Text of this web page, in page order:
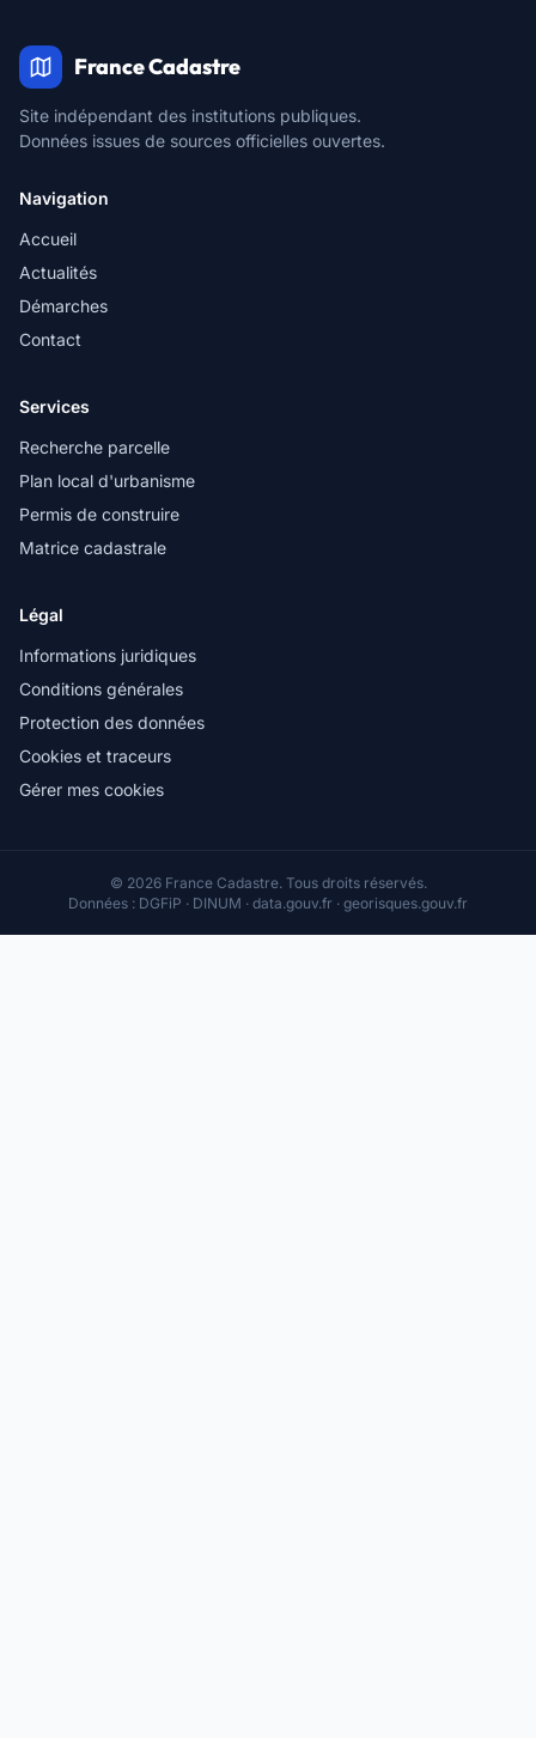
France Cadastre
Site indépendant des institutions publiques.
Données issues de sources officielles ouvertes.
Navigation
Accueil
Actualités
Démarches
Contact
Services
Recherche parcelle
Plan local d'urbanisme
Permis de construire
Matrice cadastrale
Légal
Informations juridiques
Conditions générales
Protection des données
Cookies et traceurs
Gérer mes cookies
© 2026 France Cadastre. Tous droits réservés.
Données : DGFiP · DINUM · data.gouv.fr · georisques.gouv.fr